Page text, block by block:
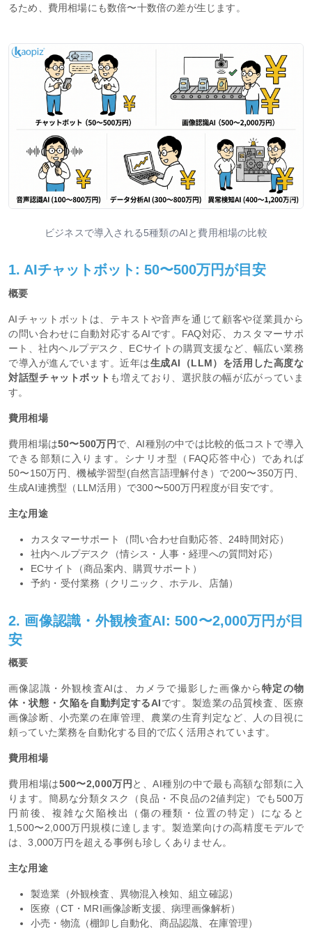
るため、費用相場にも数倍〜十数倍の差が生じます。
ビジネスで導入される5種類のAIと費用相場の比較
1. AIチャットボット: 50〜500万円が目安
概要
AIチャットボットは、テキストや音声を通じて顧客や従業員から
の問い合わせに自動対応するAIです。FAQ対応、カスタマーサポ
ート、社内ヘルプデスク、ECサイトの購買支援など、幅広い業務
で導入が進んでいます。近年は生成AI（LLM）を活用した高度な
対話型チャットボット も増えており、選択肢の幅が広がっていま
す。
費用相場
費用相場は50〜500万円で、AI種別の中では比較的低コストで導入
できる部類に入ります。シナリオ型（FAQ応答中心）であれば
50〜150万円、機械学習型(自然言語理解付き）で200〜350万円、
生成AI連携型（LLM活用）で300〜500万円程度が目安です。
主な用途
カスタマーサポート（問い合わせ自動応答、24時間対応）
社内ヘルプデスク（情シス・人事・経理への質問対応）
ECサイト（商品案内、購買サポート）
予約・受付業務（クリニック、ホテル、店舗）
2. 画像認識・外観検査AI: 500〜2,000万円が目
安
概要
画像認識・外観検査AIは、カメラで撮影した画像から特定の物
体・状態・欠陥を自動判定するAIです。製造業の品質検査、医療
画像診断、小売業の在庫管理、農業の生育判定など、人の目視に
頼っていた業務を自動化する目的で広く活用されています。
費用相場
費用相場は500〜2,000万円 と、AI種別の中で最も高額な部類に入
ります。簡易な分類タスク（良品・不良品の2値判定）でも500万
円前後、複雑な欠陥検出（傷の種類・位置の特定）になると
1,500〜2,000万円規模に達します。製造業向けの高精度モデルで
は、3,000万円を超える事例も珍しくありません。
主な用途
製造業（外観検査、異物混入検知、組立確認）
医療（CT・MRI画像診断支援、病理画像解析）
小売・物流（棚卸し自動化、商品認識、在庫管理）